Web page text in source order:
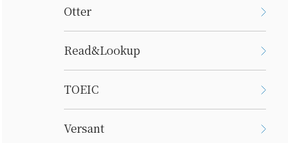
Otter
Read&Lookup
TOEIC
Versant